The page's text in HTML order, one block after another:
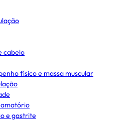
cabelo
físico e massa muscular
e gastrite